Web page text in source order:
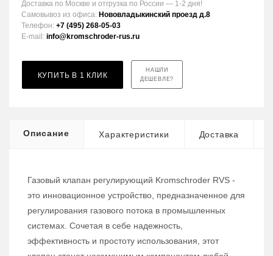
Доставка по Москве и отгрузка по России — 1-2 дня!
Самовывоз из офиса: Нововладыкинский проезд д.8
Телефон: +7 (495) 268-05-03
E-mail: info@kromschroder-rus.ru
КУПИТЬ В 1 КЛИК
НАШЛИ
ДЕШЕВЛЕ?
Описание Характеристики Доставка
Газовый клапан регулирующий Kromschroder RVS -
это инновационное устройство, предназначенное для
регулирования газового потока в промышленных
системах. Сочетая в себе надежность,
эффективность и простоту использования, этот